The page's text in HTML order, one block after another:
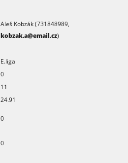
Aleš Kobzák (731848989,
kobzak.a@email.cz)
E.liga
0
11
24.91
0
0